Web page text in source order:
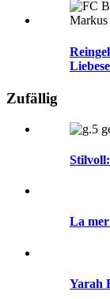
Zufällig
La mer
Yarah